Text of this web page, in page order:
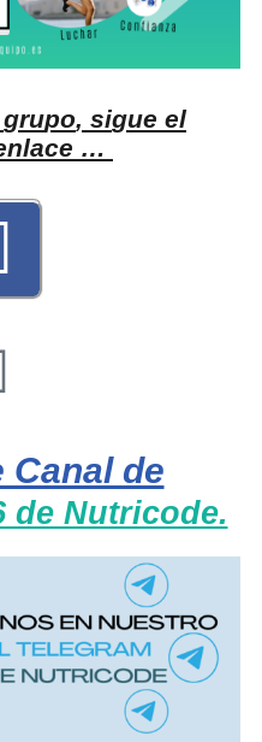
grupo, sigue el
nlace …
Canal de
de Nutricode.